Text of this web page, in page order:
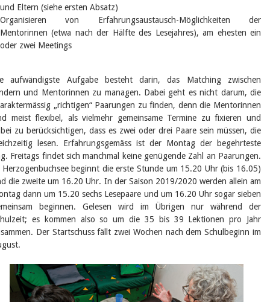
und Eltern (siehe ersten Absatz)
Organisieren von Erfahrungsaustausch-Möglichkeiten der
Mentorinnen (etwa nach der Hälfte des Lesejahres), am ehesten ein
oder zwei Meetings
aufwändigste Aufgabe besteht darin, das Matching zwischen
und Mentorinnen zu managen. Dabei geht es nicht darum, die
„richtigen“ Paarungen zu finden, denn die Mentorinnen
meist flexibel, als vielmehr gemeinsame Termine zu fixieren und
zu berücksichtigen, dass es zwei oder drei Paare sein müssen, die
lesen. Erfahrungsgemäss ist der Montag der begehrteste
Freitags findet sich manchmal keine genügende Zahl an Paarungen.
beginnt die erste Stunde um 15.20 Uhr (bis 16.05)
die zweite um 16.20 Uhr. In der Saison 2019/2020 werden allein am
dann um 15.20 sechs Lesepaare und um 16.20 Uhr sogar sieben
beginnen. Gelesen wird im Übrigen nur während der
es kommen also so um die 35 bis 39 Lektionen pro Jahr
Der Startschuss fällt zwei Wochen nach dem Schulbeginn im